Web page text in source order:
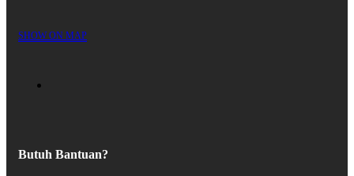
SHOW ON MAP
Butuh Bantuan?